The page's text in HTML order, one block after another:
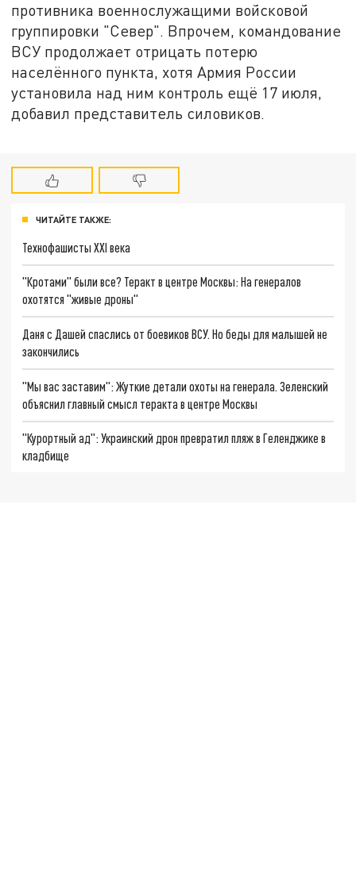
противника военнослужащими войсковой
группировки "Север". Впрочем, командование
ВСУ продолжает отрицать потерю
населённого пункта, хотя Армия России
установила над ним контроль ещё 17 июля,
добавил представитель силовиков.
ЧИТАЙТЕ ТАКЖЕ:
Технофашисты XXI века
"Кротами" были все? Теракт в центре Москвы: На генералов
охотятся "живые дроны"
Даня с Дашей спаслись от боевиков ВСУ. Но беды для малышей не
закончились
"Мы вас заставим": Жуткие детали охоты на генерала. Зеленский
объяснил главный смысл теракта в центре Москвы
"Курортный ад": Украинский дрон превратил пляж в Геленджике в
кладбище